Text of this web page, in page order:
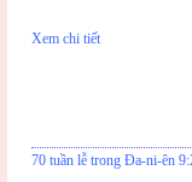
Xem chi tiết
70 tuần lễ trong Đa-ni-ên